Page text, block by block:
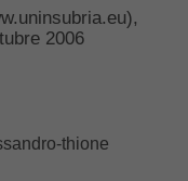
2006
thione